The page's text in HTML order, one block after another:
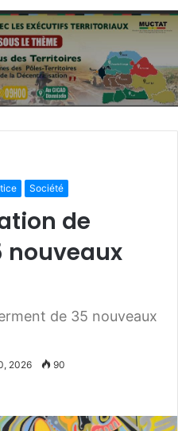
Société
de
nouveaux
de 35 nouveaux
2026 90